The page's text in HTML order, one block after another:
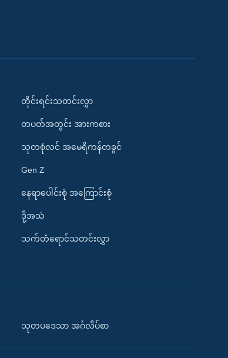
တိုင်းရင်းသတင်းလွှာ
တပတ်အတွင်း အားကစား
သုတစုံလင် အမေရိကန်တခွင်
Gen Z
နေရာပေါင်းစုံ အကြောင်းစုံ
ဒို့အသံ
သက်တံရောင်သတင်းလွှာ
သုတပဒေသာ အင်္ဂလိပ်စာ